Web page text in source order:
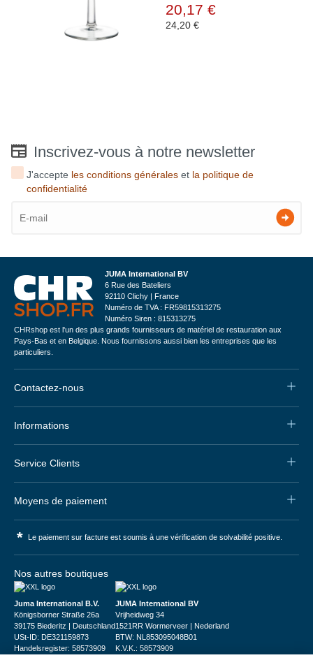
20,17 €
24,20 €
Inscrivez-vous à notre newsletter
J'accepte les conditions générales et la politique de
confidentialité
JUMA International BV
6 Rue des Bateliers
92110 Clichy | France
Numéro de TVA : FR59815313275
Numéro Siren : 815313275
CHRshop est l'un des plus grands fournisseurs de matériel de restauration aux
Pays-Bas et en Belgique. Nous fournissons aussi bien les entreprises que les
particuliers.
Contactez-nous
Informations
Service Clients
Moyens de paiement
* Le paiement sur facture est soumis à une vérification de solvabilité positive.
Nos autres boutiques
Juma International B.V.
Königsborner Straße 26a
39175 Biederitz | Deutschland
USt-ID: DE321159873
Handelsregister: 58573909
JUMA International BV
Vrijheidweg 34
1521RR Wormerveer | Nederland
BTW: NL853095048B01
K.V.K.: 58573909